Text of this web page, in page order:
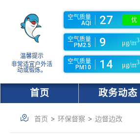
温馨提示
非常适宜户外活
动或锻炼。
空气质量
AQI
27 优
空气质量
PM2.5
9 μg/m3
空气质量
PM10
14 μg/m3
首页 政务动态
首页 > 环保督察 > 边督边改